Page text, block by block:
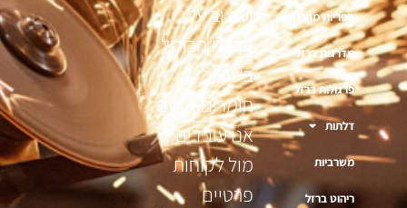
ספריות מתכת
מדרגות ברזל
פרגולות ברזל
דלתות
משרביות
ריהוט ברזל
ועיצוב על
טהרת הברזל
בשילוב
חומרים שונים
אנו עובדים
מול לקוחות
פרטיים